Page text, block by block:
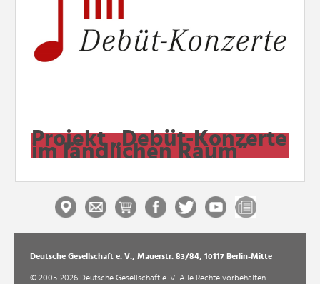
Projekt „Debüt-Konzerte
im ländlichen Raum“
Deutsche Gesellschaft e. V., Mauerstr. 83/84, 10117 Berlin-Mitte
© 2005-2026 Deutsche Gesellschaft e. V. Alle Rechte vorbehalten.